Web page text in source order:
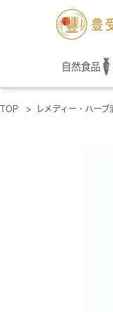
自然食品
TOP > レメディー・ハーブ